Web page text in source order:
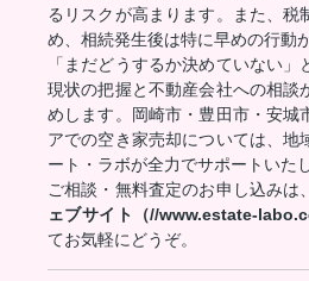
るリスクが高まります。また、税
め、相続発生後は特に早めの行動
「まだどうするか決めていない
現状の把握と不動産会社への相談
めします。岡崎市・豊田市・安城
アでの空き家売却については、地
ート・ラボが全力でサポートいた
ご相談・無料査定のお申し込みは、
ェブサイト（//www.estate-
てお気軽にどうぞ。